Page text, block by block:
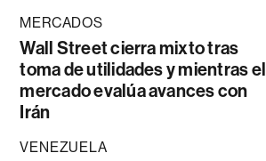
MERCADOS
Wall Street cierra mixto tras
toma de utilidades y mientras el
mercado evalúa avances con
Irán
VENEZUELA